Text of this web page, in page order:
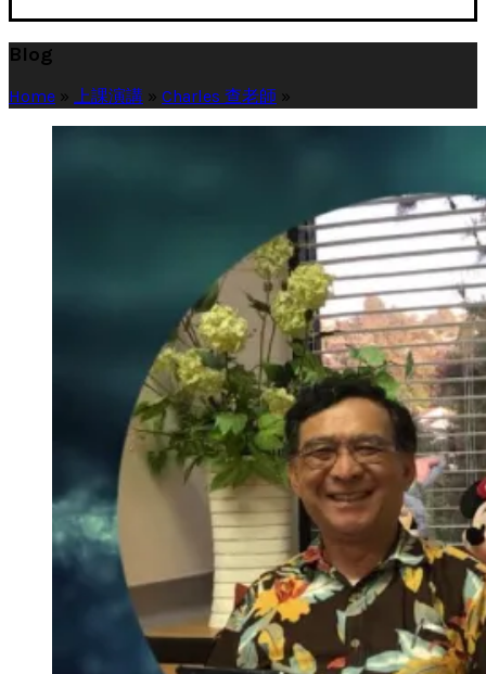
Blog
Home » 上課演講 » Charles 查老師 »